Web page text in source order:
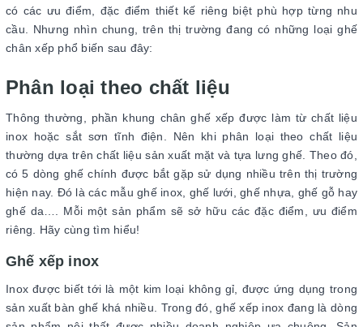
có các ưu điểm, đặc điểm thiết kế riêng biệt phù hợp từng nhu
cầu. Nhưng nhìn chung, trên thị trường đang có những loại ghế
chân xếp phổ biến sau đây:
Phân loại theo chất liệu
Thông thường, phần khung chân ghế xếp được làm từ chất liệu
inox hoặc sắt sơn tĩnh điện. Nên khi phân loại theo chất liệu
thường dựa trên chất liệu sản xuất mặt và tựa lưng ghế. Theo đó,
có 5 dòng ghế chính được bắt gặp sử dụng nhiều trên thị trường
hiện nay. Đó là các mẫu ghế inox, ghế lưới, ghế nhựa, ghế gỗ hay
ghế da…. Mỗi một sản phẩm sẽ sở hữu các đặc điểm, ưu điểm
riêng. Hãy cùng tìm hiểu!
Ghế xếp inox
Inox được biết tới là một kim loại không gỉ, được ứng dụng trong
sản xuất bàn ghế khá nhiều. Trong đó, ghế xếp inox đang là dòng